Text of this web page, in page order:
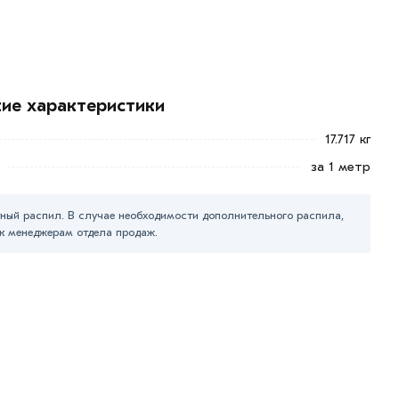
характеристики
17.717 кг
за 1 метр
распил. В случае необходимости дополнительного распила,
менеджерам отдела продаж.